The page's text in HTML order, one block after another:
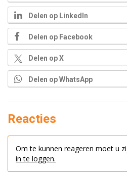
Delen op LinkedIn
Delen op Facebook
Delen op X
Delen op WhatsApp
Reacties
Om te kunnen reageren moet u
in te loggen.